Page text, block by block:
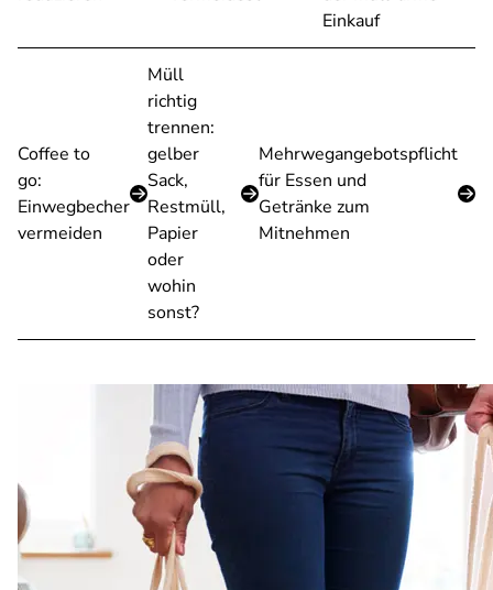
Einkauf
Coffee to
go:
Einwegbecher
vermeiden
Müll
richtig
trennen:
gelber
Sack,
Restmüll,
Papier
oder
wohin
sonst?
Mehrwegangebotspflicht
für Essen und
Getränke zum
Mitnehmen